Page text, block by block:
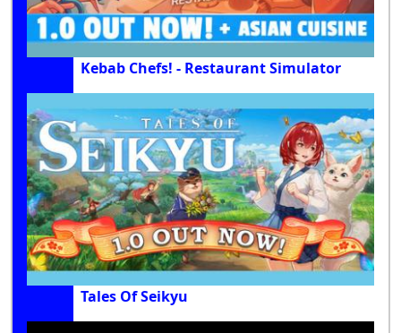
Kebab Chefs! - Restaurant Simulator
Tales Of Seikyu